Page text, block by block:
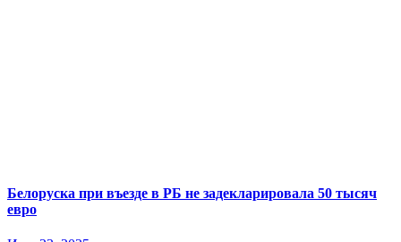
Белоруска при въезде в РБ не задекларировала 50 тысяч
евро